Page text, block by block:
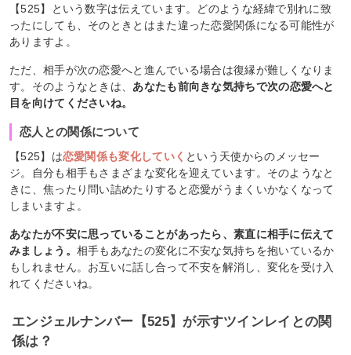
【525】という数字は伝えています。どのような経緯で別れに致
ったにしても、そのときとはまた違った恋愛関係になる可能性が
ありますよ。
ただ、相手が次の恋愛へと進んでいる場合は復縁が難しくなりま
す。そのようなときは、あなたも前向きな気持ちで次の恋愛へと
目を向けてくださいね。
恋人との関係について
【525】は恋愛関係も変化していく という天使からのメッセー
ジ。自分も相手もさまざまな変化を迎えています。そのようなと
きに、焦ったり問い詰めたりすると恋愛がうまくいかなくなって
しまいますよ。
あなたが不安に思っていることがあったら、素直に相手に伝えて
みましょう。 相手もあなたの変化に不安な気持ちを抱いているか
もしれません。お互いに話し合って不安を解消し、変化を受け入
れてくださいね。
エンジェルナンバー【525】が示すツインレイとの関
係は？